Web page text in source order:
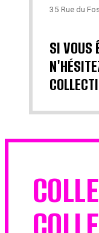
35 Rue du
SI VOUS